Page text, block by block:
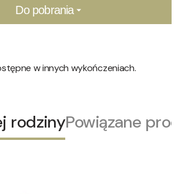
Do pobrania
w innych wykończeniach.
rodzinyPowiązane